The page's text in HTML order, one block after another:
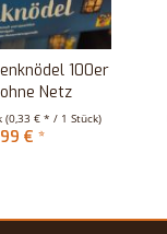
100er
Netz
(0,33 € * / 1 Stück)
€ *